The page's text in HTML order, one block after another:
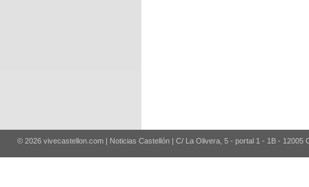
© 2026 vivecastellon.com | Noticias Castellón | C/ La Olivera, 5 - portal 1 - 1B - 12005